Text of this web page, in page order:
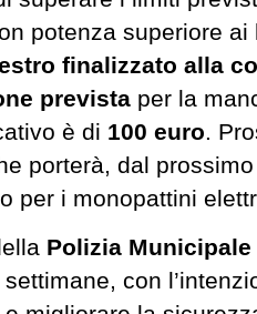
potenza superiore
finalizzato alla
prevista per la
è di 100 euro.
porterà, dal
per i monopattini
Polizia Municipale
con